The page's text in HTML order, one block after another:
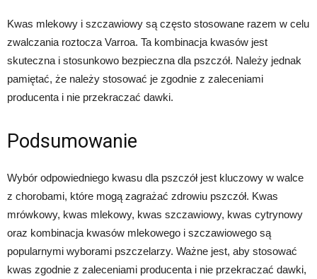
Kwas mlekowy i szczawiowy są często stosowane razem w celu
zwalczania roztocza Varroa. Ta kombinacja kwasów jest
skuteczna i stosunkowo bezpieczna dla pszczół. Należy jednak
pamiętać, że należy stosować je zgodnie z zaleceniami
producenta i nie przekraczać dawki.
Podsumowanie
Wybór odpowiedniego kwasu dla pszczół jest kluczowy w walce
z chorobami, które mogą zagrażać zdrowiu pszczół. Kwas
mrówkowy, kwas mlekowy, kwas szczawiowy, kwas cytrynowy
oraz kombinacja kwasów mlekowego i szczawiowego są
popularnymi wyborami pszczelarzy. Ważne jest, aby stosować
kwas zgodnie z zaleceniami producenta i nie przekraczać dawki,